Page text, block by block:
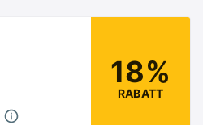
18%
RABATT